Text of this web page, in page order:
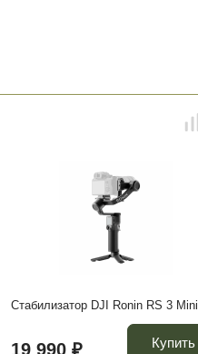
Стабилизатор DJI Ronin RS 3 Mini
19 990 ₽ Купить